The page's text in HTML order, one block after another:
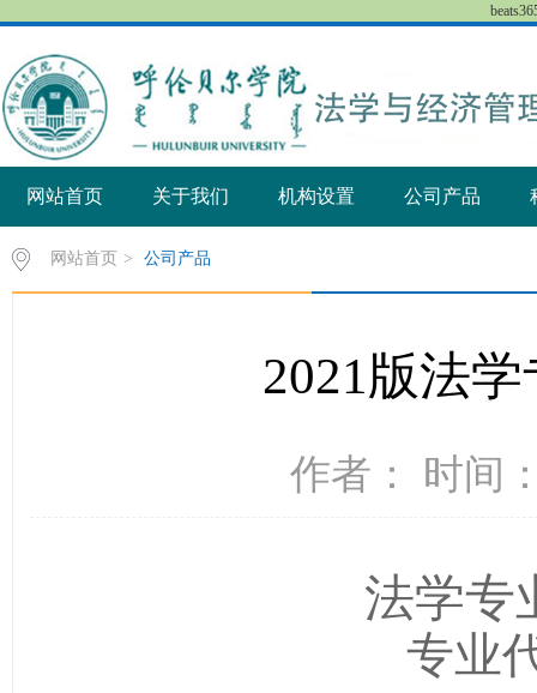
网站首页 关于我们 机构设置 公司产品
网站首页 > 公司产品
2021版法
作者： 时间
法学专
专业